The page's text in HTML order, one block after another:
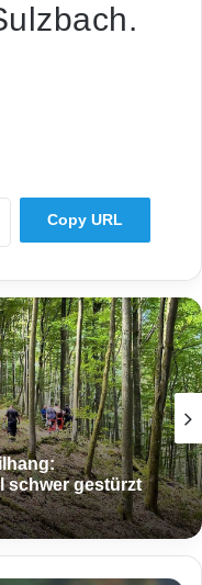
Copy URL
schwer gestürzt